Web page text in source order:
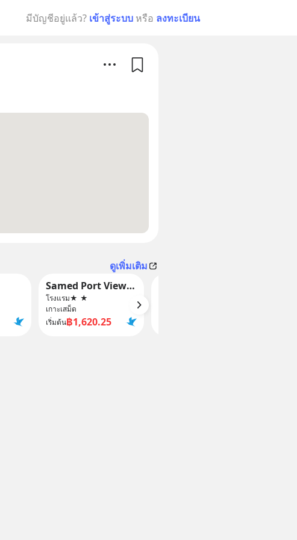
มีบัญชีอยู่แล้ว? เข้าสู่ระบบ หรือ ลงทะเบียน
ดูเพิ่มเติม
Samed Port View Hotel
โรงแรม★ ★
เกาะเสม็ด
เริ่มต้น฿1,620.25